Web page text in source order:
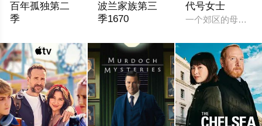
百年孤独第二
季
波兰家族第三
季1670
代号女士
一个郊区的母亲和